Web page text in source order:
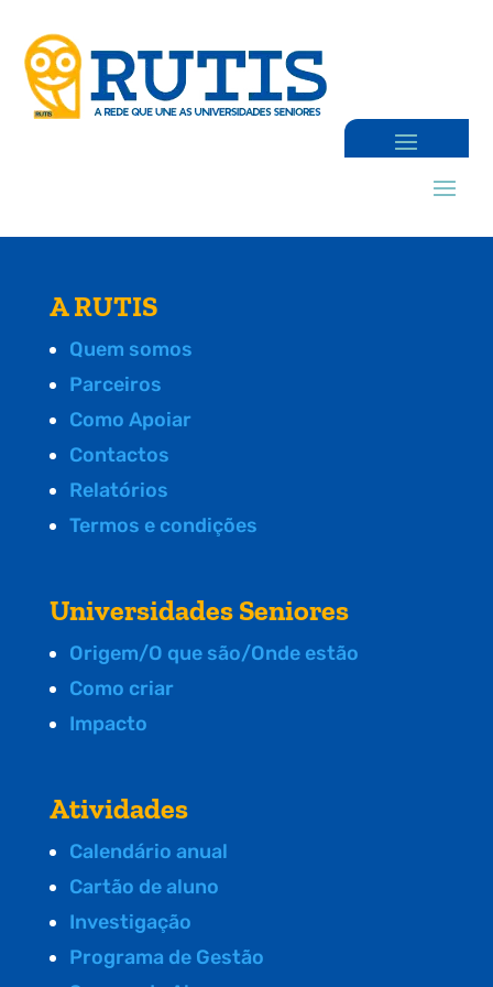
A RUTIS
Quem somos
Parceiros
Como Apoiar
Contactos
Relatórios
Termos e condições
Universidades Seniores
Origem/O que são/Onde estão
Como criar
Impacto
Atividades
Calendário anual
Cartão de aluno
Investigação
Programa de Gestão